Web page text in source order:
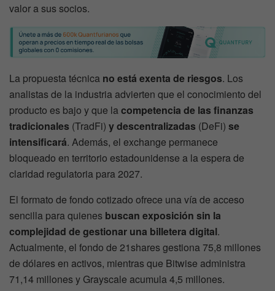
valor a sus socios.
La propuesta técnica no está exenta de riesgos. Los
analistas de la industria advierten que el conocimiento del
producto es bajo y que lacompetencia de las finanzas
tradicionales (TradFi) y descentralizadas (DeFi) se
intensificará. Además, el exchange permanece
bloqueado en territorio estadounidense a la espera de
claridad regulatoria para 2027.
El formato de fondo cotizado ofrece una vía de acceso
sencilla para quienes buscan exposición sin la
complejidad de gestionar una billetera digital.
Actualmente, el fondo de 21shares gestiona 75,8 millones
de dólares en activos, mientras que Bitwise administra
71,14 millones y Grayscale acumula 4,5 millones.